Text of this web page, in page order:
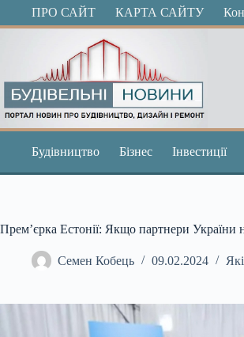
ПерейтиПРО САЙТ КАРТА САЙТУ
Будівництво Бізнес Інвестиції
Прем’єрка Естонії: Якщо партнери
Семен Кобець 09.02.2024